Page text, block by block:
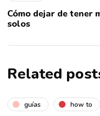
Cómo dejar de tener
solos
Related
guías how to